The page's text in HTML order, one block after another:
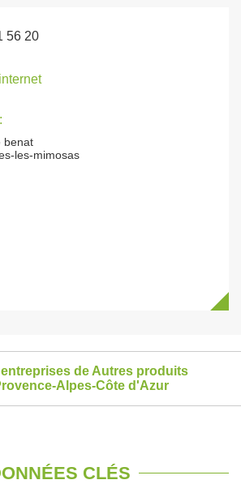
56 20
benat
les-mimosas
de Autres produits
Alpes-Côte d'Azur
CLÉS